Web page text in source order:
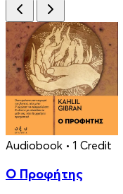
Audiobook • 1 Credit
Ο Προφήτης